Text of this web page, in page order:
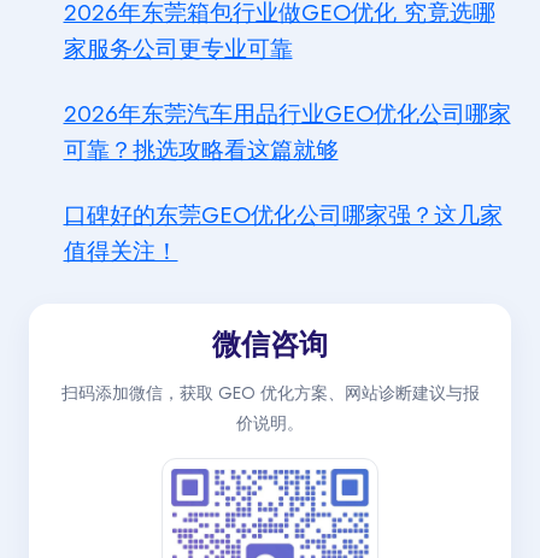
2026年东莞箱包行业做GEO优化 究竟选哪
家服务公司更专业可靠
2026年东莞汽车用品行业GEO优化公司哪家
可靠？挑选攻略看这篇就够
口碑好的东莞GEO优化公司哪家强？这几家
值得关注！
微信咨询
扫码添加微信，获取 GEO 优化方案、网站诊断建议与报
价说明。